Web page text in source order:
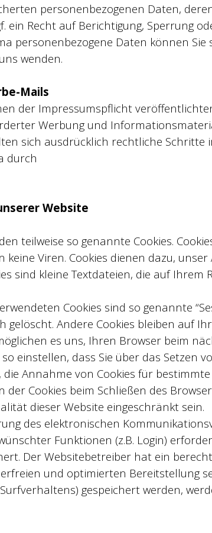
personenbezogenen Daten,
ein Recht auf Berichtigung, Sperrung
personenbezogene Daten können
wenden.
Mails
der Impressumspflicht
Werbung und
sich ausdrücklich rechtliche Schritte
durch
Website
teilweise so genannte Cookies.
Viren. Cookies dienen dazu,
sind kleine Textdateien, die auf Ihrem
Cookies sind so genannte
gelöscht. Andere Cookies bleiben auf
es uns, Ihren Browser beim
einstellen, dass Sie über das Setzen
Annahme von Cookies für
Cookies beim Schließen des
dieser Website eingeschränkt sein.
des elektronischen
Funktionen (z.B. Login)
Der Websitebetreiber hat ein
und optimierten Bereitstellung
gespeichert werden,